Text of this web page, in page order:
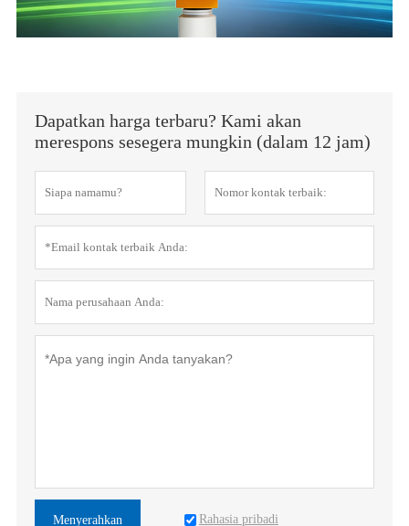
Dapatkan harga terbaru? Kami akan
merespons sesegera mungkin (dalam 12 jam)
Menyerahkan Rahasia pribadi